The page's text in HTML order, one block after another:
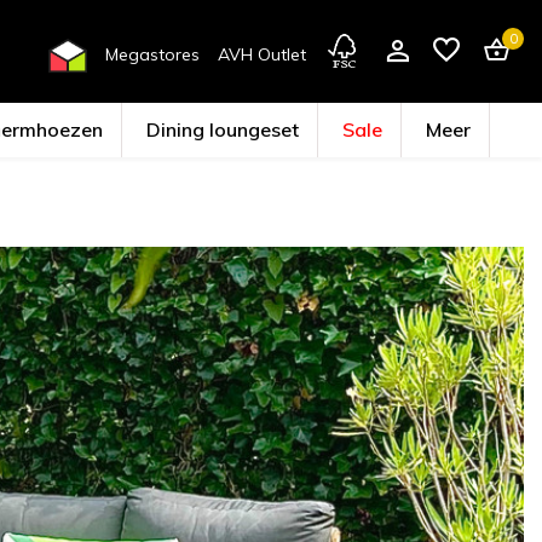
Megastores
AVH Outlet
Account aanmaken
0
Dining loungeset Sale Meer